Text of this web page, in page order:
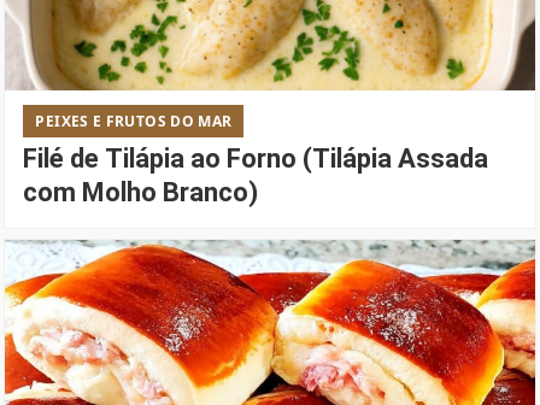
PEIXES E FRUTOS DO MAR
Filé de Tilápia ao Forno (Tilápia Assada
com Molho Branco)